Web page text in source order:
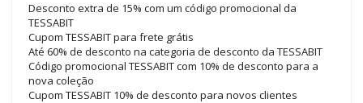
Desconto extra de 15% com um código promocional da
TESSABIT
Cupom TESSABIT para frete grátis
Até 60% de desconto na categoria de desconto da TESSABIT
Código promocional TESSABIT com 10% de desconto para a
nova coleção
Cupom TESSABIT 10% de desconto para novos clientes